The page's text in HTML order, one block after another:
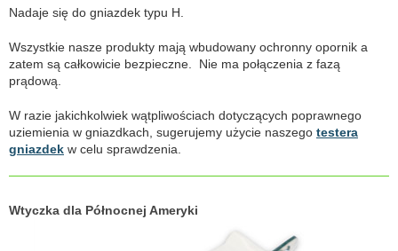
Nadaje się do gniazdek typu H.
Wszystkie nasze produkty mają wbudowany ochronny opornik a
zatem są całkowicie bezpieczne. Nie ma połączenia z fazą
prądową.
W razie jakichkolwiek wątpliwościach dotyczących poprawnego
uziemienia w gniazdkach, sugerujemy użycie naszego testera
gniazdek w celu sprawdzenia.
Wtyczka dla Północnej Ameryki